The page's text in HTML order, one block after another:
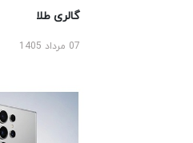
گالری طلا
07 مرداد 1405